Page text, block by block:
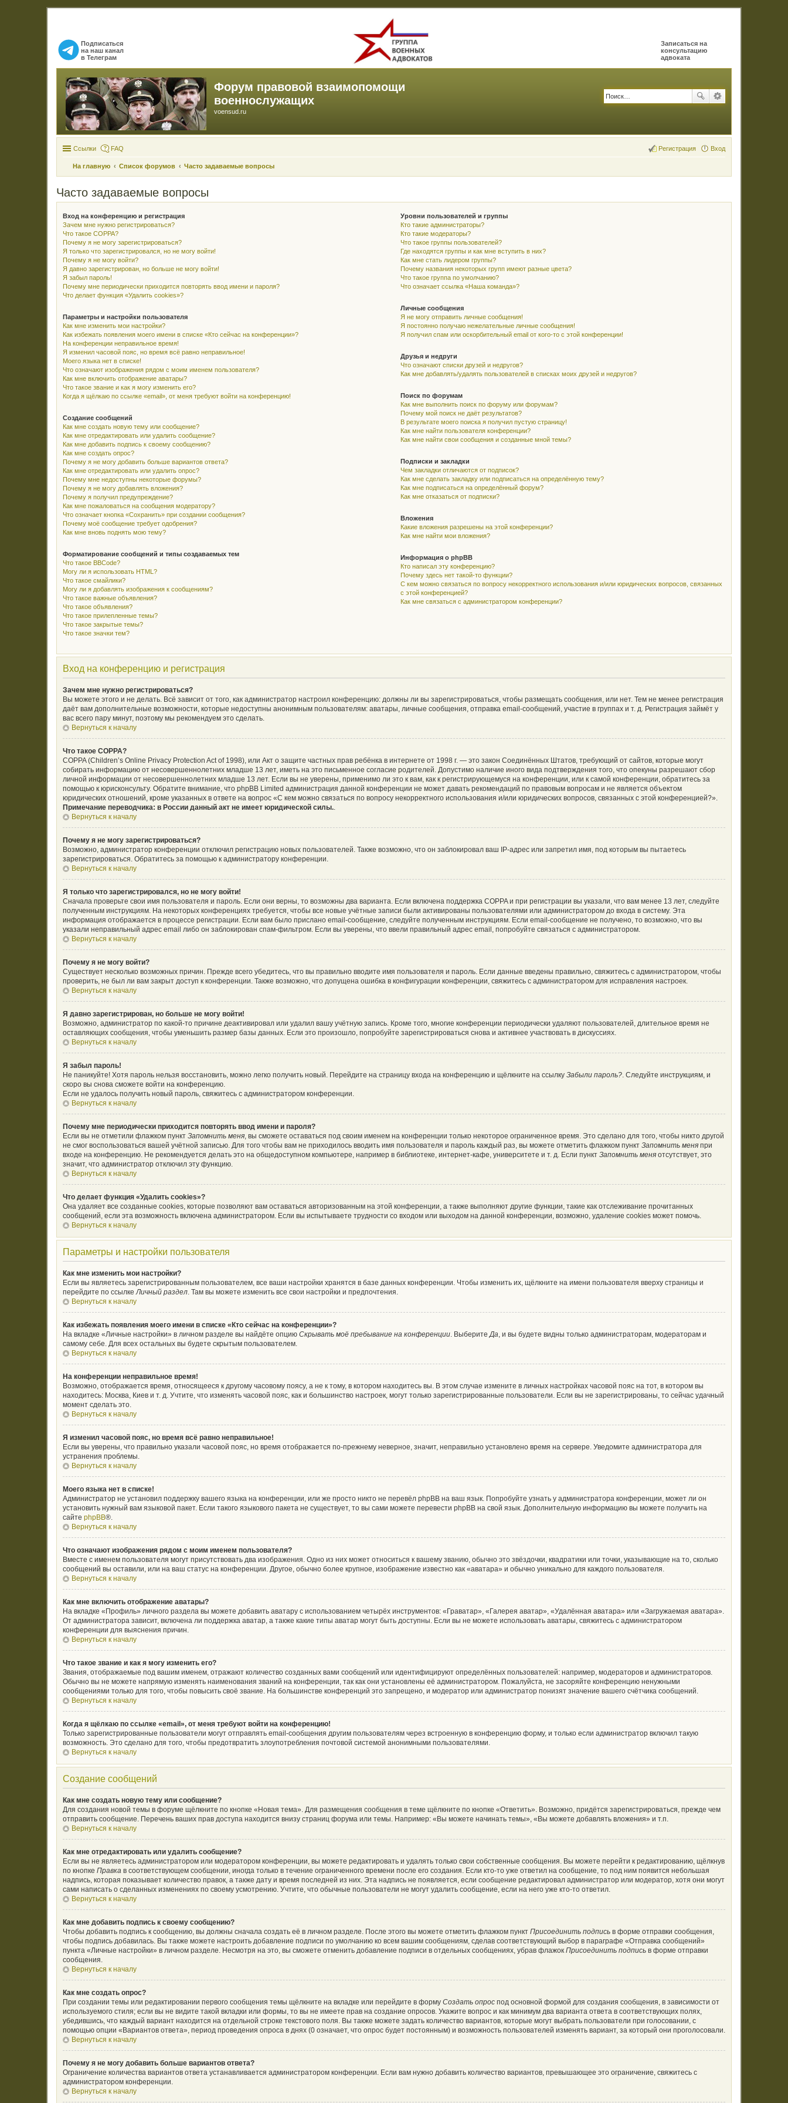
Подписаться
на наш канал
в Телеграм
Записаться на
консультацию
адвоката
Форум правовой взаимопомощи
военнослужащих
voensud.ru
Ссылки FAQ Вход
Регистрация
На главную Список форумов Часто задаваемые вопросы
Часто задаваемые вопросы
Вход на конференцию и регистрация
Зачем мне нужно регистрироваться?
Что такое COPPA?
Почему я не могу зарегистрироваться?
Я только что зарегистрировался, но не могу войти!
Почему я не могу войти?
Я давно зарегистрирован, но больше не могу войти!
Я забыл пароль!
Почему мне периодически приходится повторять ввод имени и пароля?
Что делает функция «Удалить cookies»?
Параметры и настройки пользователя
Как мне изменить мои настройки?
Как избежать появления моего имени в списке «Кто сейчас на конференции»?
На конференции неправильное время!
Я изменил часовой пояс, но время всё равно неправильное!
Моего языка нет в списке!
Что означают изображения рядом с моим именем пользователя?
Как мне включить отображение аватары?
Что такое звание и как я могу изменить его?
Когда я щёлкаю по ссылке «email», от меня требуют войти на конференцию!
Создание сообщений
Как мне создать новую тему или сообщение?
Как мне отредактировать или удалить сообщение?
Как мне добавить подпись к своему сообщению?
Как мне создать опрос?
Почему я не могу добавить больше вариантов ответа?
Как мне отредактировать или удалить опрос?
Почему мне недоступны некоторые форумы?
Почему я не могу добавлять вложения?
Почему я получил предупреждение?
Как мне пожаловаться на сообщения модератору?
Что означает кнопка «Сохранить» при создании сообщения?
Почему моё сообщение требует одобрения?
Как мне вновь поднять мою тему?
Форматирование сообщений и типы создаваемых тем
Что такое BBCode?
Могу ли я использовать HTML?
Что такое смайлики?
Могу ли я добавлять изображения к сообщениям?
Что такое важные объявления?
Что такое объявления?
Что такое прилепленные темы?
Что такое закрытые темы?
Что такое значки тем?
Уровни пользователей и группы
Кто такие администраторы?
Кто такие модераторы?
Что такое группы пользователей?
Где находятся группы и как мне вступить в них?
Как мне стать лидером группы?
Почему названия некоторых групп имеют разные цвета?
Что такое группа по умолчанию?
Что означает ссылка «Наша команда»?
Личные сообщения
Я не могу отправить личные сообщения!
Я постоянно получаю нежелательные личные сообщения!
Я получил спам или оскорбительный email от кого-то с этой конференции!
Друзья и недруги
Что означают списки друзей и недругов?
Как мне добавлять/удалять пользователей в списках моих друзей и недругов?
Поиск по форумам
Как мне выполнить поиск по форуму или форумам?
Почему мой поиск не даёт результатов?
В результате моего поиска я получил пустую страницу!
Как мне найти пользователя конференции?
Как мне найти свои сообщения и созданные мной темы?
Подписки и закладки
Чем закладки отличаются от подписок?
Как мне сделать закладку или подписаться на определённую тему?
Как мне подписаться на определённый форум?
Как мне отказаться от подписки?
Вложения
Какие вложения разрешены на этой конференции?
Как мне найти мои вложения?
Информация о phpBB
Кто написал эту конференцию?
Почему здесь нет такой-то функции?
С кем можно связаться по вопросу некорректного использования и/или юридических вопросов, связанных
с этой конференцией?
Как мне связаться с администратором конференции?
Вход на конференцию и регистрация
Зачем мне нужно регистрироваться?
Вы можете этого и не делать. Всё зависит от того, как администратор настроил конференцию: должны ли вы зарегистрироваться, чтобы размещать сообщения, или нет. Тем не менее регистрация
даёт вам дополнительные возможности, которые недоступны анонимным пользователям: аватары, личные сообщения, отправка email-сообщений, участие в группах и т. д. Регистрация займёт у
вас всего пару минут, поэтому мы рекомендуем это сделать.
Вернуться к началу
Что такое COPPA?
COPPA (Children’s Online Privacy Protection Act of 1998), или Акт о защите частных прав ребёнка в интернете от 1998 г. — это закон Соединённых Штатов, требующий от сайтов, которые могут
собирать информацию от несовершеннолетних младше 13 лет, иметь на это письменное согласие родителей. Допустимо наличие иного вида подтверждения того, что опекуны разрешают сбор
личной информации от несовершеннолетних младше 13 лет. Если вы не уверены, применимо ли это к вам, как к регистрирующемуся на конференции, или к самой конференции, обратитесь за
помощью к юрисконсульту. Обратите внимание, что phpBB Limited администрация данной конференции не может давать рекомендаций по правовым вопросам и не является объектом
юридических отношений, кроме указанных в ответе на вопрос «С кем можно связаться по вопросу некорректного использования и/или юридических вопросов, связанных с этой конференцией?».
Примечание переводчика: в России данный акт не имеет юридической силы..
Вернуться к началу
Почему я не могу зарегистрироваться?
Возможно, администратор конференции отключил регистрацию новых пользователей. Также возможно, что он заблокировал ваш IP-адрес или запретил имя, под которым вы пытаетесь
зарегистрироваться. Обратитесь за помощью к администратору конференции.
Вернуться к началу
Я только что зарегистрировался, но не могу войти!
Сначала проверьте свои имя пользователя и пароль. Если они верны, то возможны два варианта. Если включена поддержка COPPA и при регистрации вы указали, что вам менее 13 лет, следуйте
полученным инструкциям. На некоторых конференциях требуется, чтобы все новые учётные записи были активированы пользователями или администратором до входа в систему. Эта
информация отображается в процессе регистрации. Если вам было прислано email-сообщение, следуйте полученным инструкциям. Если email-сообщение не получено, то возможно, что вы
указали неправильный адрес email либо он заблокирован спам-фильтром. Если вы уверены, что ввели правильный адрес email, попробуйте связаться с администратором.
Вернуться к началу
Почему я не могу войти?
Существует несколько возможных причин. Прежде всего убедитесь, что вы правильно вводите имя пользователя и пароль. Если данные введены правильно, свяжитесь с администратором, чтобы
проверить, не был ли вам закрыт доступ к конференции. Также возможно, что допущена ошибка в конфигурации конференции, свяжитесь с администратором для исправления настроек.
Вернуться к началу
Я давно зарегистрирован, но больше не могу войти!
Возможно, администратор по какой-то причине деактивировал или удалил вашу учётную запись. Кроме того, многие конференции периодически удаляют пользователей, длительное время не
оставляющих сообщения, чтобы уменьшить размер базы данных. Если это произошло, попробуйте зарегистрироваться снова и активнее участвовать в дискуссиях.
Вернуться к началу
Я забыл пароль!
Не паникуйте! Хотя пароль нельзя восстановить, можно легко получить новый. Перейдите на страницу входа на конференцию и щёлкните на ссылку Забыли пароль?. Следуйте инструкциям, и
скоро вы снова сможете войти на конференцию.
Если не удалось получить новый пароль, свяжитесь с администратором конференции.
Вернуться к началу
Почему мне периодически приходится повторять ввод имени и пароля?
Если вы не отметили флажком пункт Запомнить меня, вы сможете оставаться под своим именем на конференции только некоторое ограниченное время. Это сделано для того, чтобы никто другой
не смог воспользоваться вашей учётной записью. Для того чтобы вам не приходилось вводить имя пользователя и пароль каждый раз, вы можете отметить флажком пункт Запомнить меня при
входе на конференцию. Не рекомендуется делать это на общедоступном компьютере, например в библиотеке, интернет-кафе, университете и т. д. Если пункт Запомнить меня отсутствует, это
значит, что администратор отключил эту функцию.
Вернуться к началу
Что делает функция «Удалить cookies»?
Она удаляет все созданные cookies, которые позволяют вам оставаться авторизованным на этой конференции, а также выполняют другие функции, такие как отслеживание прочитанных
сообщений, если эта возможность включена администратором. Если вы испытываете трудности со входом или выходом на данной конференции, возможно, удаление cookies может помочь.
Вернуться к началу
Параметры и настройки пользователя
Как мне изменить мои настройки?
Если вы являетесь зарегистрированным пользователем, все ваши настройки хранятся в базе данных конференции. Чтобы изменить их, щёлкните на имени пользователя вверху страницы и
перейдите по ссылкеЛичный раздел. Там вы можете изменить все свои настройки и предпочтения.
Вернуться к началу
Как избежать появления моего имени в списке «Кто сейчас на конференции»?
На вкладке «Личные настройки» в личном разделе вы найдёте опцию Скрывать моё пребывание на конференции. ВыберитеДа, и вы будете видны только администраторам, модераторам и
самому себе. Для всех остальных вы будете скрытым пользователем.
Вернуться к началу
На конференции неправильное время!
Возможно, отображается время, относящееся к другому часовому поясу, а не к тому, в котором находитесь вы. В этом случае измените в личных настройках часовой пояс на тот, в котором вы
находитесь: Москва, Киев и т. д. Учтите, что изменять часовой пояс, как и большинство настроек, могут только зарегистрированные пользователи. Если вы не зарегистрированы, то сейчас удачный
момент сделать это.
Вернуться к началу
Я изменил часовой пояс, но время всё равно неправильное!
Если вы уверены, что правильно указали часовой пояс, но время отображается по-прежнему неверное, значит, неправильно установлено время на сервере. Уведомите администратора для
устранения проблемы.
Вернуться к началу
Моего языка нет в списке!
Администратор не установил поддержку вашего языка на конференции, или же просто никто не перевёл phpBB на ваш язык. Попробуйте узнать у администратора конференции, может ли он
установить нужный вам языковой пакет. Если такого языкового пакета не существует, то вы сами можете перевести phpBB на свой язык. Дополнительную информацию вы можете получить на
сайте phpBB®.
Вернуться к началу
Что означают изображения рядом с моим именем пользователя?
Вместе с именем пользователя могут присутствовать два изображения. Одно из них может относиться к вашему званию, обычно это звёздочки, квадратики или точки, указывающие на то, сколько
сообщений вы оставили, или на ваш статус на конференции. Другое, обычно более крупное, изображение известно как «аватара» и обычно уникально для каждого пользователя.
Вернуться к началу
Как мне включить отображение аватары?
На вкладке «Профиль» личного раздела вы можете добавить аватару с использованием четырёх инструментов: «Граватар», «Галерея аватар», «Удалённая аватара» или «Загружаемая аватара».
От администратора зависит, включена ли поддержка аватар, а также какие типы аватар могут быть доступны. Если вы не можете использовать аватары, свяжитесь с администратором
конференции для выяснения причин.
Вернуться к началу
Что такое звание и как я могу изменить его?
Звания, отображаемые под вашим именем, отражают количество созданных вами сообщений или идентифицируют определённых пользователей: например, модераторов и администраторов.
Обычно вы не можете напрямую изменять наименования званий на конференции, так как они установлены её администратором. Пожалуйста, не засоряйте конференцию ненужными
сообщениями только для того, чтобы повысить своё звание. На большинстве конференций это запрещено, и модератор или администратор понизят значение вашего счётчика сообщений.
Вернуться к началу
Когда я щёлкаю по ссылке «email», от меня требуют войти на конференцию!
Только зарегистрированные пользователи могут отправлять email-сообщения другим пользователям через встроенную в конференцию форму, и только если администратор включил такую
возможность. Это сделано для того, чтобы предотвратить злоупотребления почтовой системой анонимными пользователями.
Вернуться к началу
Создание сообщений
Как мне создать новую тему или сообщение?
Для создания новой темы в форуме щёлкните по кнопке «Новая тема». Для размещения сообщения в теме щёлкните по кнопке «Ответить». Возможно, придётся зарегистрироваться, прежде чем
отправить сообщение. Перечень ваших прав доступа находится внизу страниц форума или темы. Например: «Вы можете начинать темы», «Вы можете добавлять вложения» и т.п.
Вернуться к началу
Как мне отредактировать или удалить сообщение?
Если вы не являетесь администратором или модератором конференции, вы можете редактировать и удалять только свои собственные сообщения. Вы можете перейти к редактированию, щёлкнув
по кнопке Правка в соответствующем сообщении, иногда только в течение ограниченного времени после его создания. Если кто-то уже ответил на сообщение, то под ним появится небольшая
надпись, которая показывает количество правок, а также дату и время последней из них. Эта надпись не появляется, если сообщение редактировал администратор или модератор, хотя они могут
сами написать о сделанных изменениях по своему усмотрению. Учтите, что обычные пользователи не могут удалить сообщение, если на него уже кто-то ответил.
Вернуться к началу
Как мне добавить подпись к своему сообщению?
Чтобы добавить подпись к сообщению, вы должны сначала создать её в личном разделе. После этого вы можете отметить флажком пункт Присоединить подпись в форме отправки сообщения,
чтобы подпись добавилась. Вы также можете настроить добавление подписи по умолчанию ко всем вашим сообщениям, сделав соответствующий выбор в параграфе «Отправка сообщений»
пункта «Личные настройки» в личном разделе. Несмотря на это, вы сможете отменить добавление подписи в отдельных сообщениях, убрав флажок Присоединить подпись в форме отправки
сообщения.
Вернуться к началу
Как мне создать опрос?
При создании темы или редактировании первого сообщения темы щёлкните на вкладке или перейдите в форму Создать опрос под основной формой для создания сообщения, в зависимости от
используемого стиля; если вы не видите такой вкладки или формы, то вы не имеете прав на создание опросов. Укажите вопрос и как минимум два варианта ответа в соответствующих полях,
убедившись, что каждый вариант находится на отдельной строке текстового поля. Вы также можете задать количество вариантов, которые могут выбрать пользователи при голосовании, с
помощью опции «Вариантов ответа», период проведения опроса в днях (0 означает, что опрос будет постоянным) и возможность пользователей изменять вариант, за который они проголосовали.
Вернуться к началу
Почему я не могу добавить больше вариантов ответа?
Ограничение количества вариантов ответа устанавливается администратором конференции. Если вам нужно добавить количество вариантов, превышающее это ограничение, свяжитесь с
администратором конференции.
Вернуться к началу